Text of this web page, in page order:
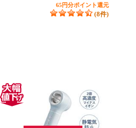
65円分ポイント還元
(8件)